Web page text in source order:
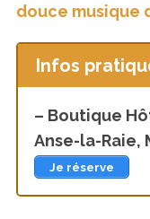
douce musique
Infos
– Boutique
Anse-la-Raie,
Je réserve